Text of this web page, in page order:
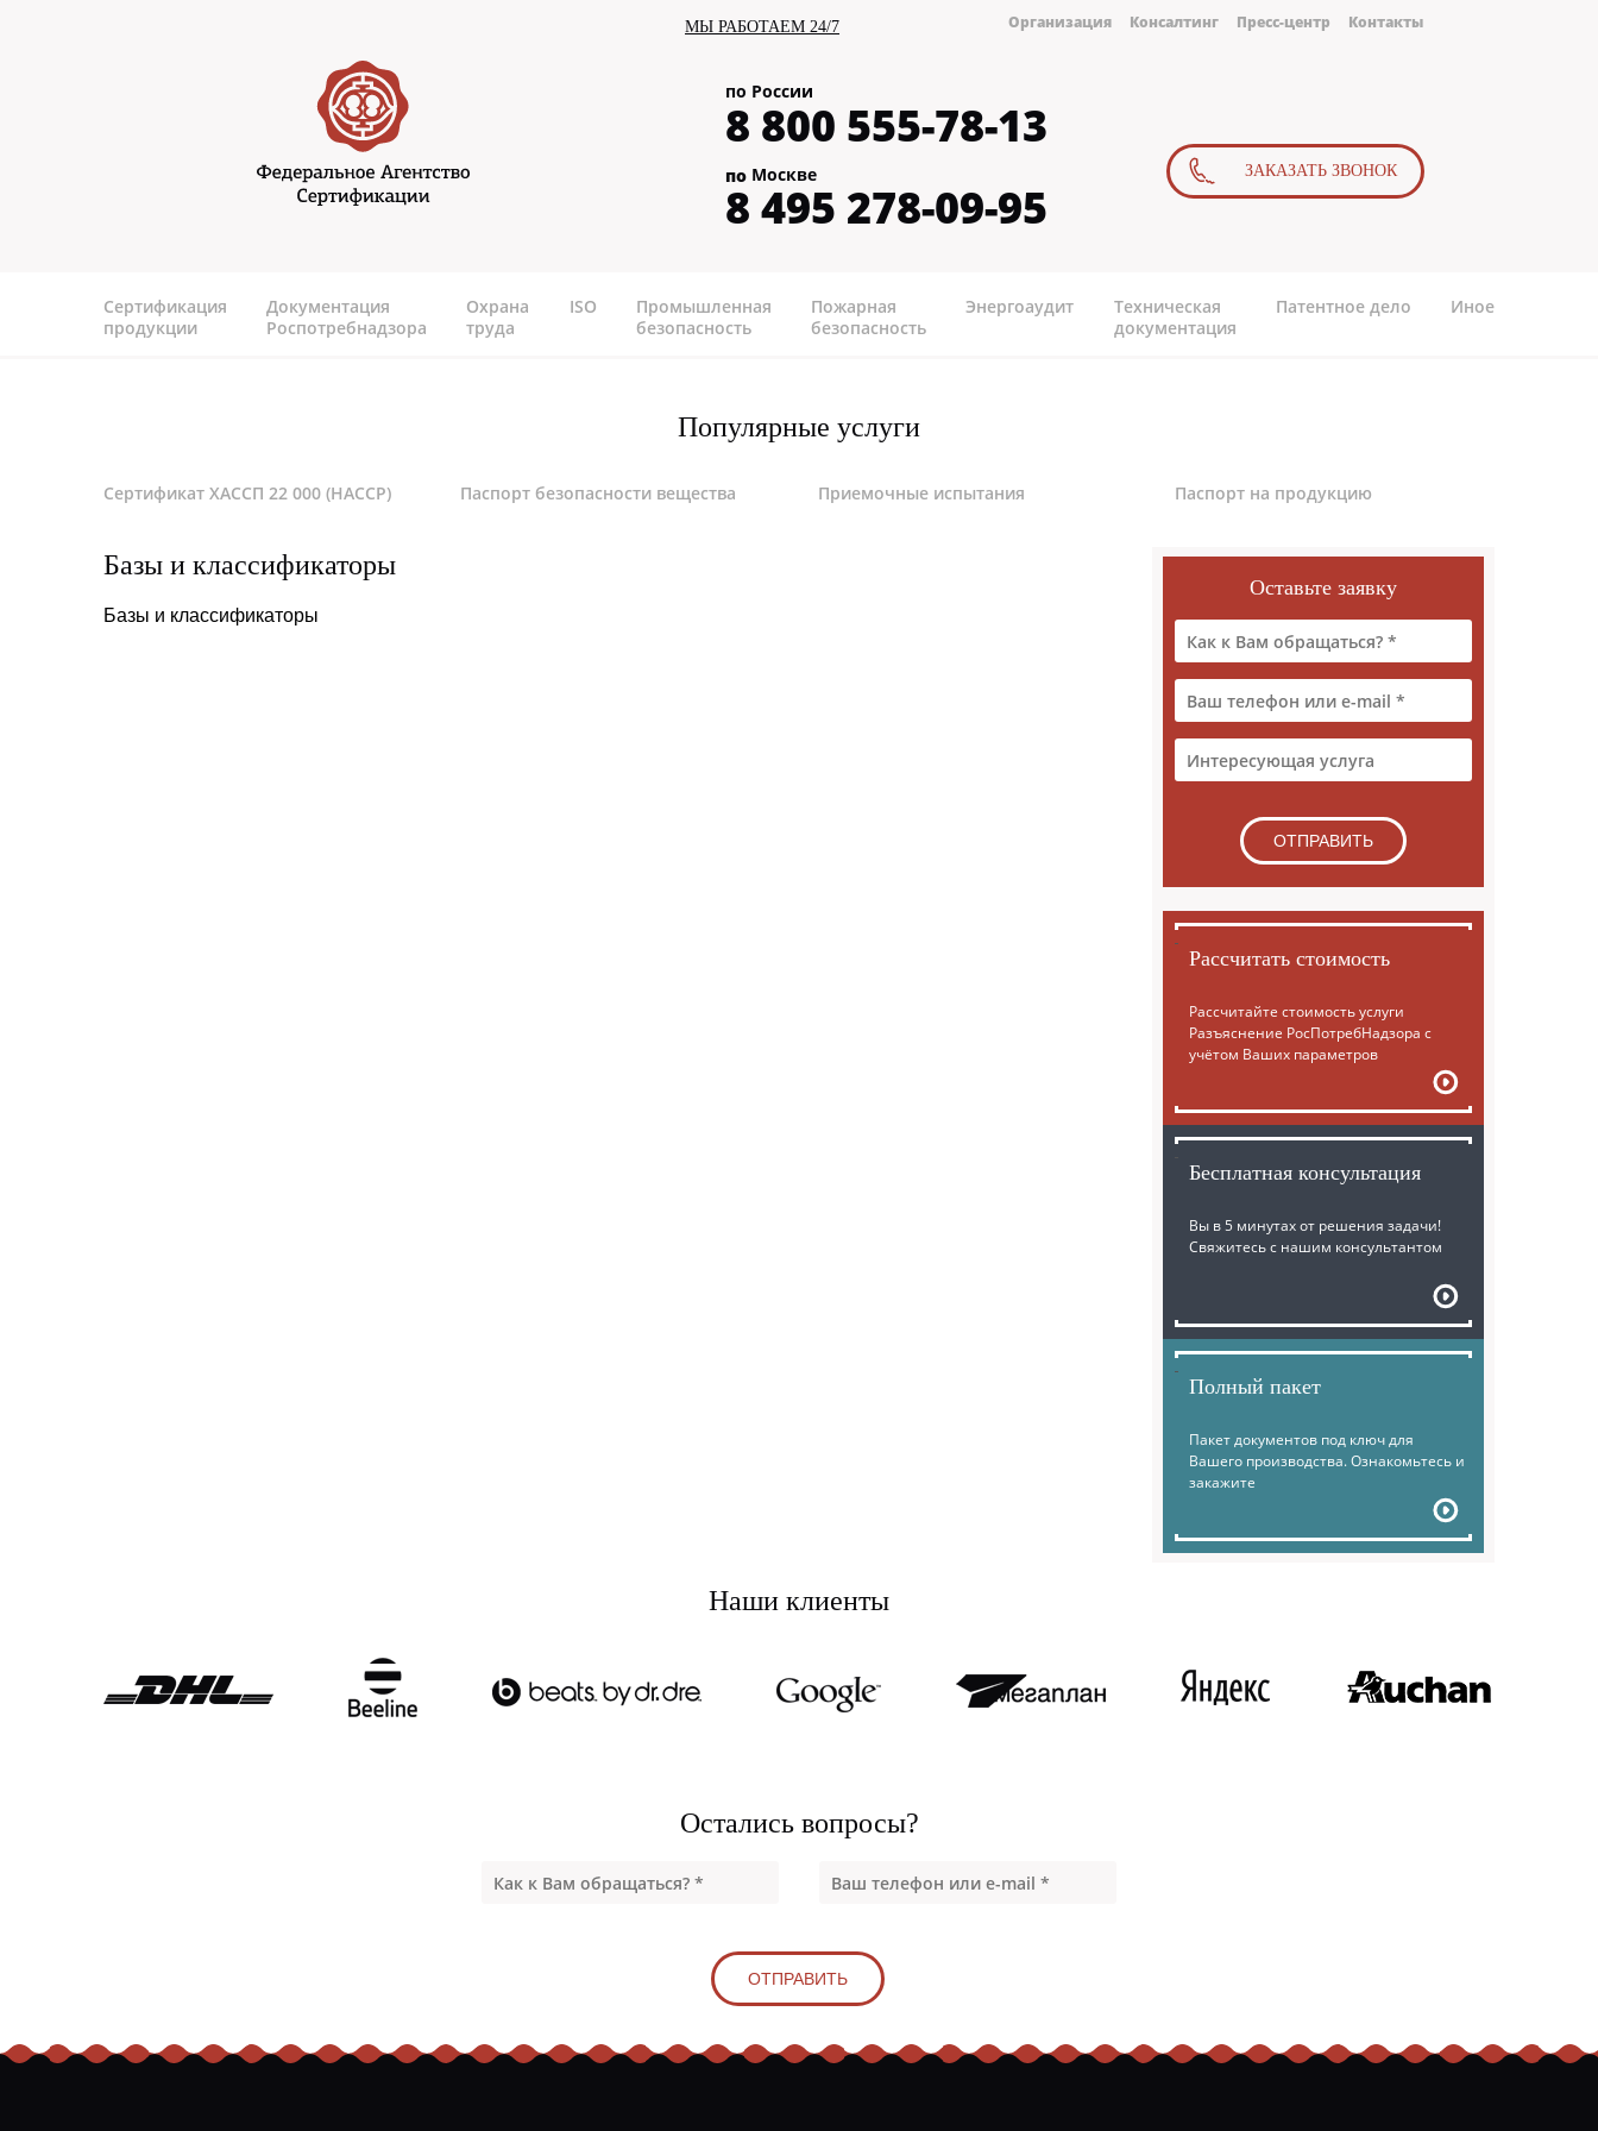
МЫ РАБОТАЕМ 24/7 Организация Консалтинг Пресс-центр Контакты
ЗАКАЗАТЬ ЗВОНОК
по России
8 800 555-78-13
по Москве
8 495 278-09-95
Сертификация
продукции
Документация
Роспотребнадзора
Охрана
труда
ISO
Промышленная
безопасность
Пожарная
безопасность
Энергоаудит
Техническая
документация
Патентное дело Иное
Популярные услуги
Сертификат ХАССП 22 000 (HACCP) Паспорт безопасности вещества Приемочные испытания Паспорт на продукцию
Оставьте заявку
Рассчитать стоимость
Рассчитайте стоимость услуги
Разъяснение РосПотребНадзора с
учётом Ваших параметров
Бесплатная консультация
Вы в 5 минутах от решения задачи!
Свяжитесь с нашим консультантом
Полный пакет
Пакет документов под ключ для
Вашего производства. Ознакомьтесь и
закажите
Базы и классификаторы
Базы и классификаторы
Наши клиенты
Остались вопросы?